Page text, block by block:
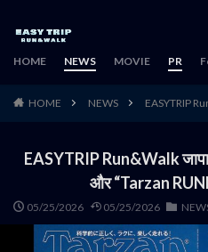
HOME NEWS MOVIE PR
HOME NEWS EASYTRIP
EASYTRIP Run&Walk
और “Tarzan
05/25/2026 05/25/2026